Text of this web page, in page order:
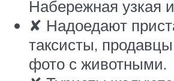
Набережная узкая
✘ Надоедают
таксисты,
фото с животными.